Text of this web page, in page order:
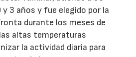
3 años y fue elegido por la
durante los meses de
altas temperaturas
la actividad diaria para